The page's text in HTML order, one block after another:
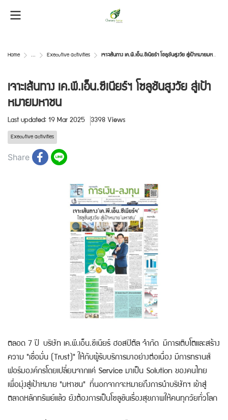
Home ... Executive activities เจาะเส้นทาง เค.พี.เอ็น.ซีเนียร์ฯ โซลูชันสูงวัย สู่เป้าหมายมหาชน
เจาะเส้นทาง เค.พี.เอ็น.ซีเนียร์ฯ โซลูชันสูงวัย สู่เป้า
หมายมหาชน
Last updated: 19 Mar 2025 3398 Views
Executive activities
Share
ตลอด 7 ปี บริษัท เค.พี.เอ็น.ซีเนียร์ ฮอสปิตัล จำกัด มีการเติบโตและสร้าง
ความ "เชื่อมั่น (Trust)" ให้กับผู้รับบริการมาอย่างต่อเนื่อง มีการทรานส์
ฟอร์มองค์กรโดยเปลี่ยนจากแค่ Service มาเป็น Solution ของคนไทย
เพื่อมุ่งสู่เป้าหมาย "มหาชน" ที่นอกจากจะหมายถึงการนำบริษัทฯ เข้าสู่
ตลาดหลักทรัพย์แล้ว ยังต้องการเป็นโซลูชันเรื่องสุขภาพให้คนทุกวัยทั่วโลก